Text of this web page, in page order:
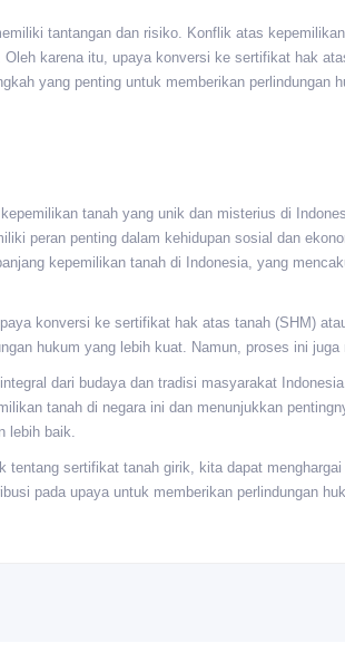
tantangan dan risiko. Konflik atas
karena itu, upaya konversi ke sertifikat hak
yang penting untuk memberikan perlindungan
tanah yang unik dan misterius di
peran penting dalam kehidupan sosial dan
kepemilikan tanah di Indonesia, yang
konversi ke sertifikat hak atas tanah (SHM)
hukum yang lebih kuat. Namun, proses ini juga
dari budaya dan tradisi masyarakat
tanah di negara ini dan menunjukkan
lebih baik.
tentang sertifikat tanah girik, kita dapat
pada upaya untuk memberikan perlindungan